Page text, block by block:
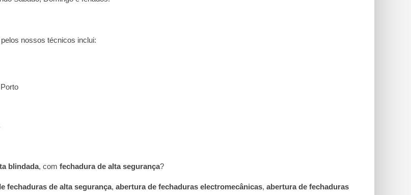
nossos técnicos inclui:
blindada, com fechadura de alta segurança?
fechaduras de alta segurança, abertura de fechaduras electromecânicas, abertura de fechaduras